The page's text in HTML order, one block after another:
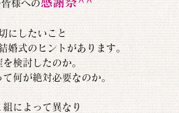
様への
にしたいこと
婚式のヒントがあります。
検討したのか。
何が絶対必要なのか。
によって異なり